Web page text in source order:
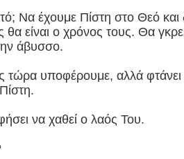
Να έχουμε Πίστη στο Θεό
θα είναι ο χρόνος τους. Θα
άβυσσο.
τώρα υποφέρουμε, αλλά
να χαθεί ο λαός Του.